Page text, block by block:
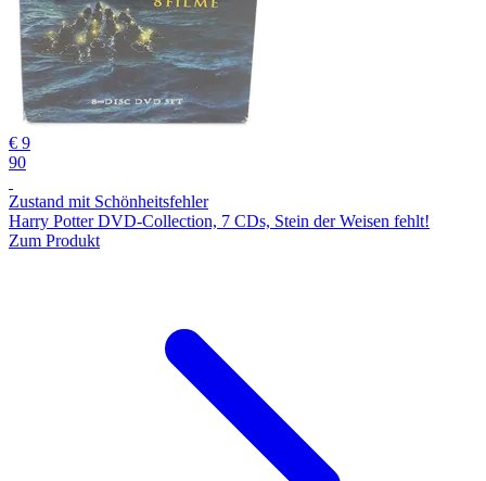
€ 9
90
Zustand mit Schönheitsfehler
Harry Potter DVD-Collection, 7 CDs, Stein der Weisen fehlt!
Zum Produkt